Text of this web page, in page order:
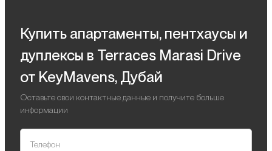
Купить апартаменты, пентхаусы и
дуплексы в Terraces Marasi Drive
от KeyMavens, Дубай
Оставьте свои контактные данные и получите больше
информации
Телефон